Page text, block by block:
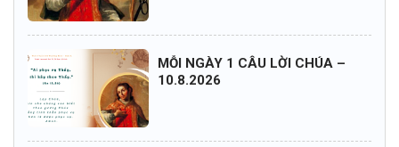
MỖI NGÀY 1 CÂU LỜI CHÚA –
10.8.2026